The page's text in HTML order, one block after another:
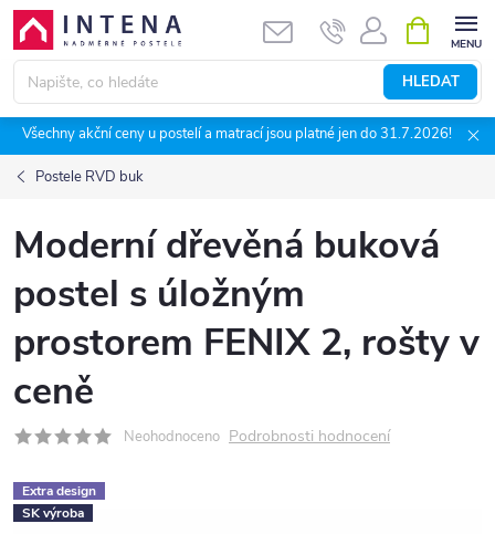
Přejít
obsah
HLEDAT
NÁKUPNÍ
KOŠÍK
Všechny akční ceny u postelí a matrací jsou platné jen do 31.7.2026!
Postele RVD buk
Moderní dřevěná buková
postel s úložným
prostorem FENIX 2, rošty v
ceně
Neohodnoceno Podrobnosti hodnocení
Extra design
SK výroba